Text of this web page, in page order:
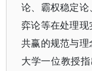
论、霸权稳定
弈论等在处理现
共赢的规范与
大学一位教授